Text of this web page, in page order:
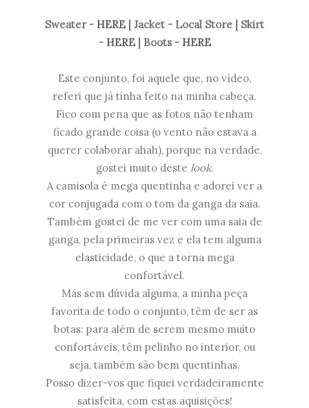
Sweater - HERE| Jacket - Local Store | Skirt
- HERE| Boots - HERE
Este conjunto, foi aquele que, no vídeo,
referi que já tinha feito na minha cabeça.
Fico com pena que as fotos não tenham
ficado grande coisa (o vento não estava a
querer colaborar ahah), porque na verdade,
gostei muito deste look.
A camisola é mega quentinha e adorei ver a
cor conjugada com o tom da ganga da saia.
Também gostei de me ver com uma saia de
ganga, pela primeiras vez e ela tem alguma
elasticidade, o que a torna mega
confortável.
Mas sem dúvida alguma, a minha peça
favorita de todo o conjunto, têm de ser as
botas: para além de serem mesmo muito
confortáveis, têm pelinho no interior, ou
seja, também são bem quentinhas.
Posso dizer-vos que fiquei verdadeiramente
satisfeita, com estas aquisições!